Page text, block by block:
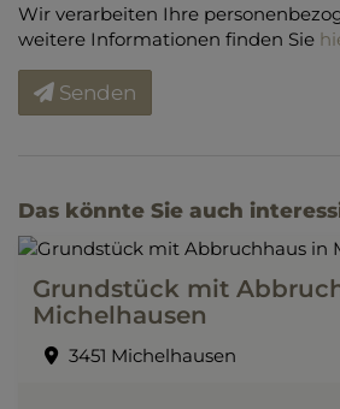
Wir verarbeiten Ihre
weitere Informationen finden Sie
Senden
Das könnte Sie auch
Grundstück mit
Michelhausen
3451 Michelhausen